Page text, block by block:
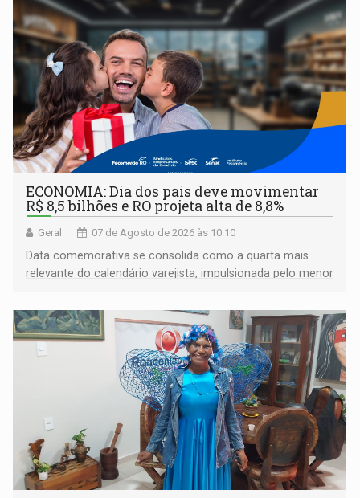
ECONOMIA: Dia dos pais deve movimentar
R$ 8,5 bilhões e RO projeta alta de 8,8%
Geral 07 de Agosto de 2026 às 10:10
Data comemorativa se consolida como a quarta mais
relevante do calendário varejista, impulsionada pelo menor
média do trabalhador